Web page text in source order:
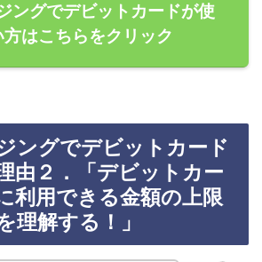
ングでデビットカードが使
方はこちらをクリック
ングでデビットカード
由２．「デビットカー
利用できる金額の上限
理解する！」